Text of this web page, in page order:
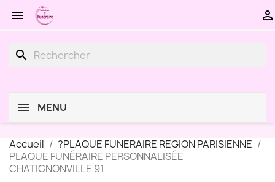
 
search
MENU
Accueil
?PLAQUE FUNERAIRE REGION PARISIENNE
PLAQUE FUNÉRAIRE PERSONNALISÉE
CHATIGNONVILLE 91